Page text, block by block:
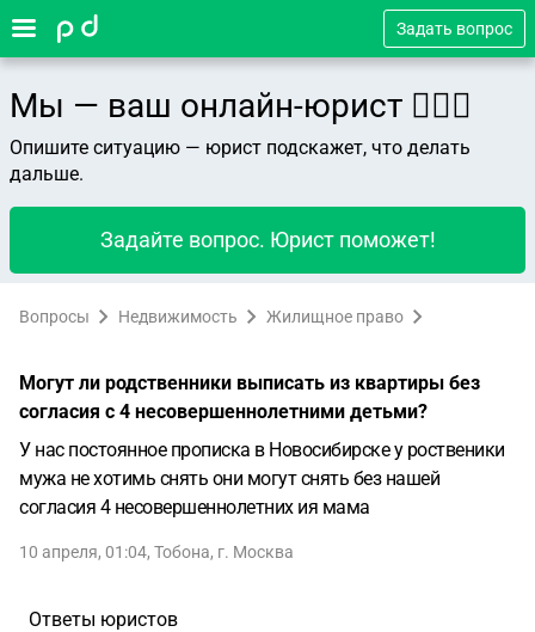
Задать вопрос
Мы — ваш онлайн-юрист 👨🏻‍⚖️
Опишите ситуацию — юрист подскажет, что делать
дальше.
Задайте вопрос. Юрист поможет!
Вопросы Недвижимость Жилищное право
Могут ли родственники выписать из квартиры без
согласия с 4 несовершеннолетними детьми?
У нас постоянное прописка в Новосибирске у роственики
мужа не хотимь снять они могут снять без нашей
согласия 4 несовершеннолетних ия мама
10 апреля, 01:04, Тобона, г. Москва
Ответы юристов